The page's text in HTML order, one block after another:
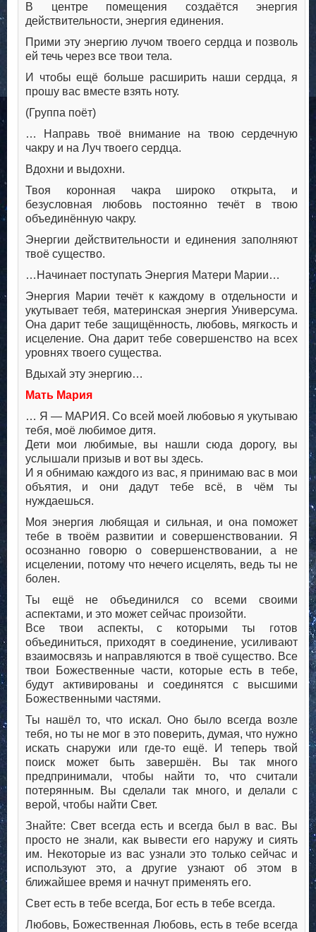
В центре помещения создаётся энергия
действительности, энергия единения.
Прими эту энергию лучом твоего сердца и позволь
ей течь через все твои тела.
И чтобы ещё больше расширить наши сердца, я
прошу вас вместе взять ноту.
(Группа поёт)
… Направь твоё внимание на твою сердечную
чакру и на Луч твоего сердца.
Вдохни и выдохни.
Твоя коронная чакра широко открыта, и
безусловная любовь постоянно течёт в твою
объединённую чакру.
Энергии действительности и единения заполняют
твоё существо.
…Начинает поступать Энергия Матери Марии…
Энергия Марии течёт к каждому в отдельности и
укутывает тебя, материнская энергия Универсума.
Она дарит тебе защищённость, любовь, мягкость и
исцеление. Она дарит тебе совершенство на всех
уровнях твоего существа.
Вдыхай эту энергию…
Мать Мария
… Я — МАРИЯ. Со всей моей любовью я укутываю
тебя, моё любимое дитя.
Дети мои любимые, вы нашли сюда дорогу, вы
услышали призыв и вот вы здесь.
И я обнимаю каждого из вас, я принимаю вас в мои
объятия, и они дадут тебе всё, в чём ты
нуждаешься.
Моя энергия любящая и сильная, и она поможет
тебе в твоём развитии и совершенствовании. Я
осознанно говорю о совершенствовании, а не
исцелении, потому что нечего исцелять, ведь ты не
болен.
Ты ещё не объединился со всеми своими
аспектами, и это может сейчас произойти.
Все твои аспекты, с которыми ты готов
объединиться, приходят в соединение, усиливают
взаимосвязь и направляются в твоё существо. Все
твои Божественные части, которые есть в тебе,
будут активированы и соединятся с высшими
Божественными частями.
Ты нашёл то, что искал. Оно было всегда возле
тебя, но ты не мог в это поверить, думая, что нужно
искать снаружи или где-то ещё. И теперь твой
поиск может быть завершён. Вы так много
предпринимали, чтобы найти то, что считали
потерянным. Вы сделали так много, и делали с
верой, чтобы найти Свет.
Знайте: Свет всегда есть и всегда был в вас. Вы
просто не знали, как вывести его наружу и сиять
им. Некоторые из вас узнали это только сейчас и
используют это, а другие узнают об этом в
ближайшее время и начнут применять его.
Свет есть в тебе всегда, Бог есть в тебе всегда.
Любовь, Божественная Любовь, есть в тебе всегда